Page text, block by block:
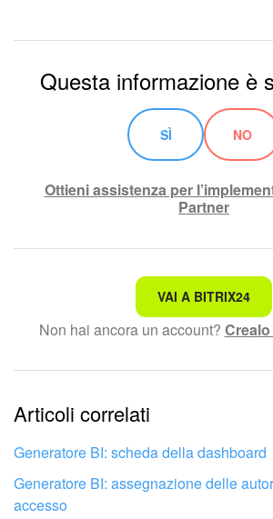
Questa informazione è
SÌ NO
Ottieni assistenza per
Partner
Non è quello che sto cercando.
Testo complesso e incomprensibile
Le informazioni sono obsolete.
Troppo breve, ho bisogno di maggiori
Non mi soddisfa come funziona questo
VAI A BITRIX24
Non hai ancora un account?
Articoli correlati
Generatore BI: scheda della dashboard
Generatore BI: assegnazione delle
accesso